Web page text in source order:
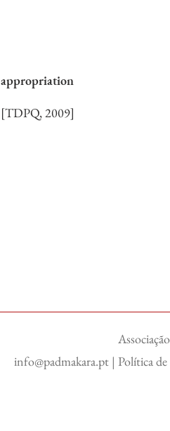
appropriation
[TDPQ, 2009]
info@padmakara.pt | Política